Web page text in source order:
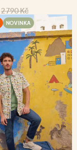
2 790 Kč
NOVINKA